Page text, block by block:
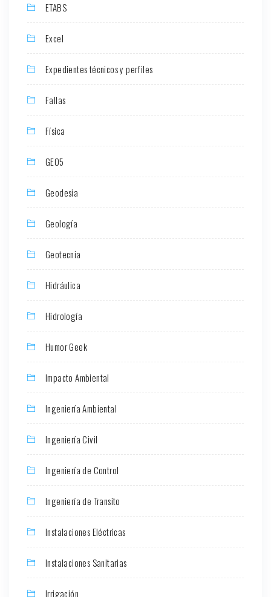
ETABS
Excel
Expedientes técnicos y perfiles
Fallas
Física
GEO5
Geodesia
Geología
Geotecnia
Hidráulica
Hidrología
Humor Geek
Impacto Ambiental
Ingeniería Ambiental
Ingeniería Civil
Ingeniería de Control
Ingeniería de Transito
Instalaciones Eléctricas
Instalaciones Sanitarias
Irrigación